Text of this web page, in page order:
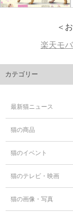
＜
楽天モ
カテゴリー
最新猫ニュース
猫の商品
猫のイベント
猫のテレビ・映画
猫の画像・写真